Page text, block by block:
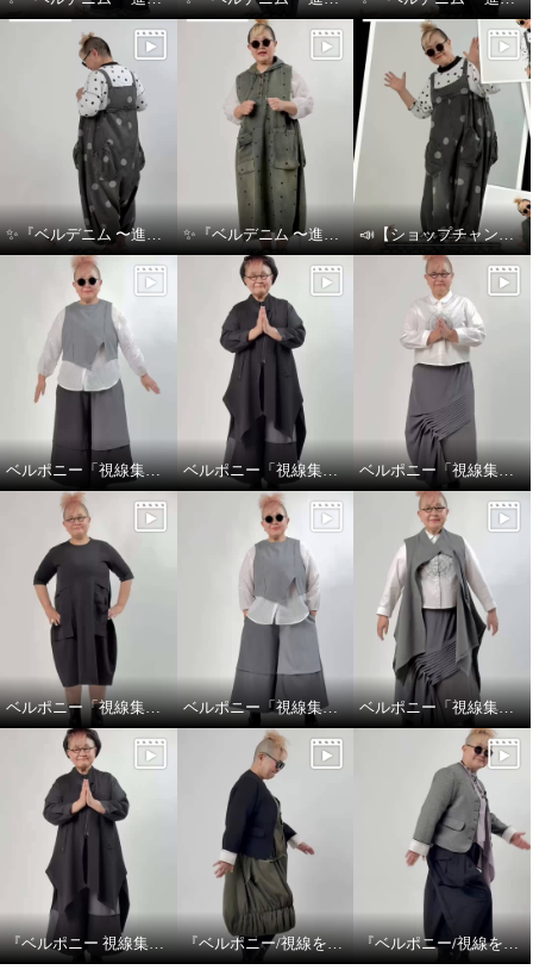
✨『ベルデニム 〜進化を感じるデニムスタイル〜』✨ ✨『ベルデニム 〜進化を感じるデニムスタイル〜』✨ 📣【ショップチャンネル生放送のお知らせ】👖💙
ベルポニー「視線集める大人の遊びを装う」 ベルポニー「視線集める大人の遊びを装う」 ベルポニー「視線集める大人の遊びを装う」
ベルポニー「視線集める大人の遊びを装う」 ベルポニー「視線集める大人の遊びを装う」 ベルポニー「視線集める大人の遊びを装う」
『ベルポニー 視線集める大人の遊びを装う』 5月11日（月） 12:00〜 / 20:00〜（生放送） 『ベルポニー/視線を集める大人の遊びを装う』 『ベルポニー/視線を集める大人の遊びを装う』